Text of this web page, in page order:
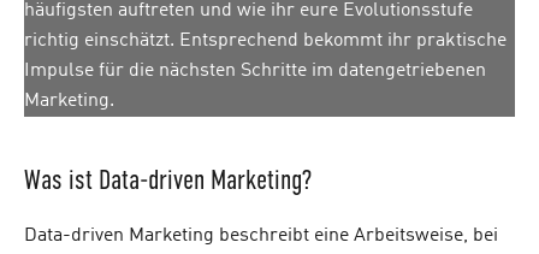
häufigsten auftreten und wie ihr eure Evolutionsstufe
richtig einschätzt. Entsprechend bekommt ihr praktische
Impulse für die nächsten Schritte im datengetriebenen
Marketing.
Was ist Data-driven Marketing?
Data-driven Marketing beschreibt eine Arbeitsweise, bei